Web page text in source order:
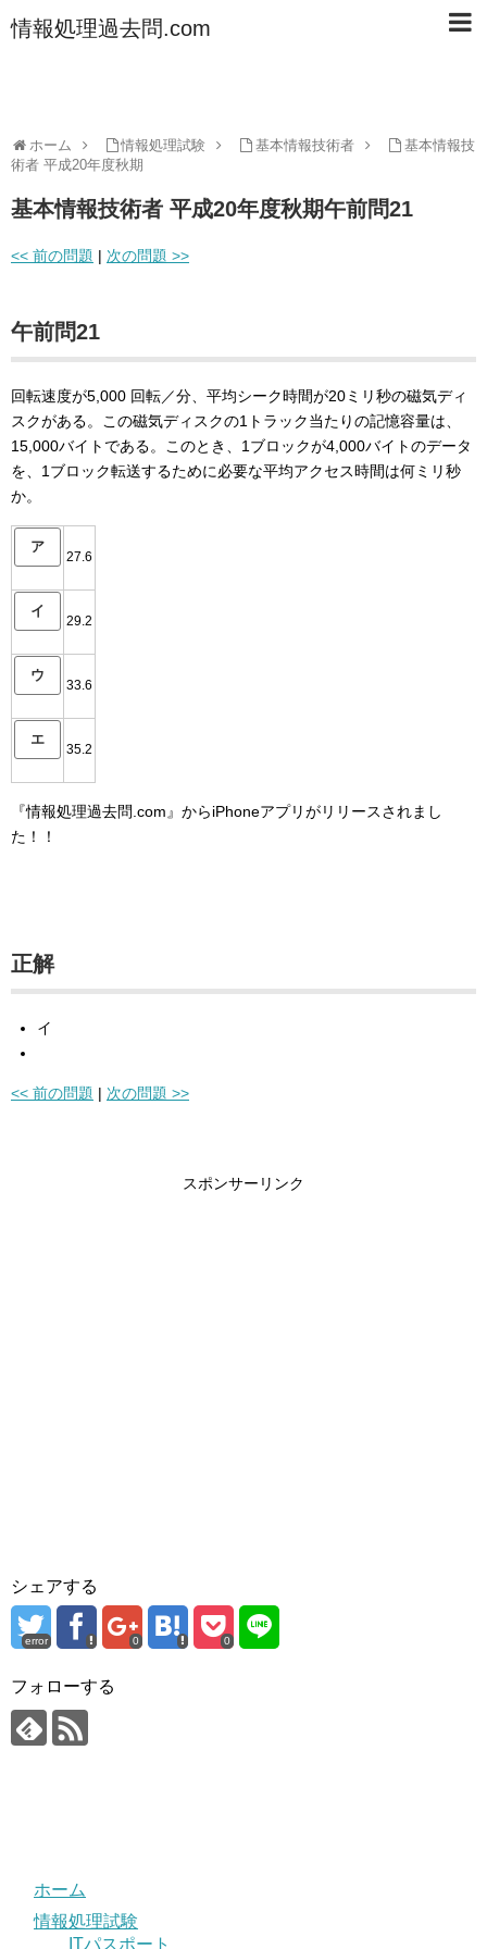
情報処理過去問.com
ホーム 情報処理試験 基本情報技術者
基本情報技
術者 平成20年度秋期
基本情報技術者 平成20年度秋期午前問21
<< 前の問題 | 次の問題 >>
午前問21
回転速度が5,000 回転／分、平均シーク時間が20ミリ秒の磁気ディ
スクがある。この磁気ディスクの1トラック当たりの記憶容量は、
15,000バイトである。このとき、1ブロックが4,000バイトのデータ
を、1ブロック転送するために必要な平均アクセス時間は何ミリ秒
か。
ア
27.6
イ
29.2
ウ
33.6
エ
35.2
『情報処理過去問.com』からiPhoneアプリがリリースされまし
た！！
正解
イ
<< 前の問題 | 次の問題 >>
スポンサーリンク
シェアする
error 0 0
フォローする
ホーム
情報処理試験
ITパスポート